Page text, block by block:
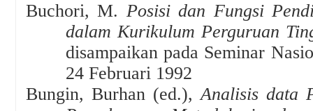
Buchori, M. Posisi dan Fungsi
dalam Kurikulum Perguruan
disampaikan pada Seminar
24 Februari 1992
Bungin, Burhan (ed.),Analisis data